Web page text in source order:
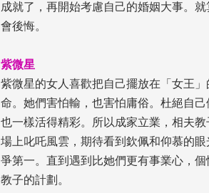
成就了，再開始考慮自己的婚姻大事。
會後悔。
紫微星
紫微星的女人喜歡把自己擺放在「女王
命。她們害怕輸，也害怕庸俗。杜絕自
也一樣活得精彩。所以成家立業，相夫
場上叱吒風雲，期待看到欽佩和仰慕的
爭第一。直到遇到比她們更有事業心，
教子的計劃。